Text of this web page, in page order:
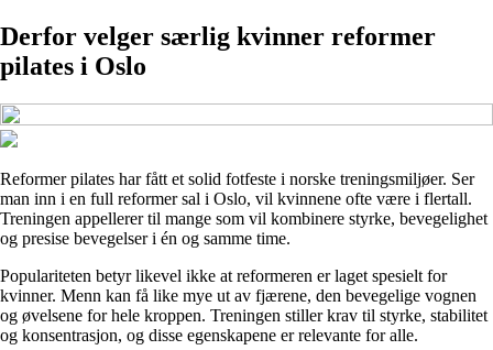
Derfor velger særlig kvinner reformer
pilates i Oslo
Reformer pilates har fått et solid fotfeste i norske treningsmiljøer. Ser
man inn i en full reformer sal i Oslo, vil kvinnene ofte være i flertall.
Treningen appellerer til mange som vil kombinere styrke, bevegelighet
og presise bevegelser i én og samme time.
Populariteten betyr likevel ikke at reformeren er laget spesielt for
kvinner. Menn kan få like mye ut av fjærene, den bevegelige vognen
og øvelsene for hele kroppen. Treningen stiller krav til styrke, stabilitet
og konsentrasjon, og disse egenskapene er relevante for alle.